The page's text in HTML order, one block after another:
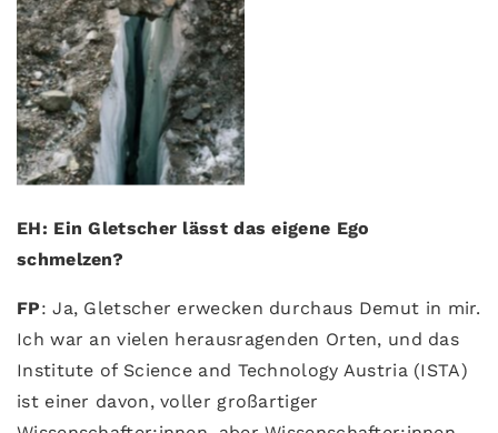
© Eduardo Soteras
EH: Ein Gletscher lässt das eigene Ego
schmelzen?
FP: Ja, Gletscher erwecken durchaus Demut in mir.
Ich war an vielen herausragenden Orten, und das
Institute of Science and Technology Austria (ISTA)
ist einer davon, voller großartiger